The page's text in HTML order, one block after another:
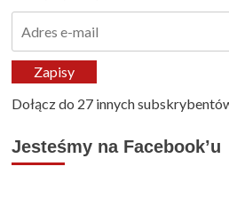
mailZapisy
Dołącz do 27 innych
Jesteśmy na Facebook’u